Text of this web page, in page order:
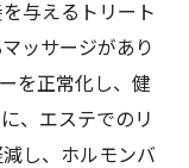
与えるトリート
ッサージがあり
を正常化し、健
、エステでのリ
し、ホルモンバ